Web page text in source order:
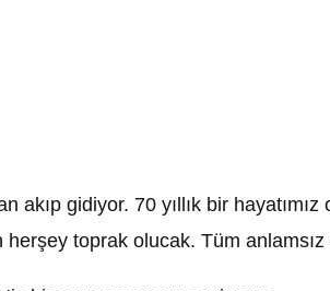
gidiyor. 70 yıllık bir hayatımız
toprak olucak. Tüm anlamsız